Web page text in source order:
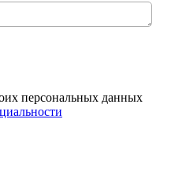
персональных данных